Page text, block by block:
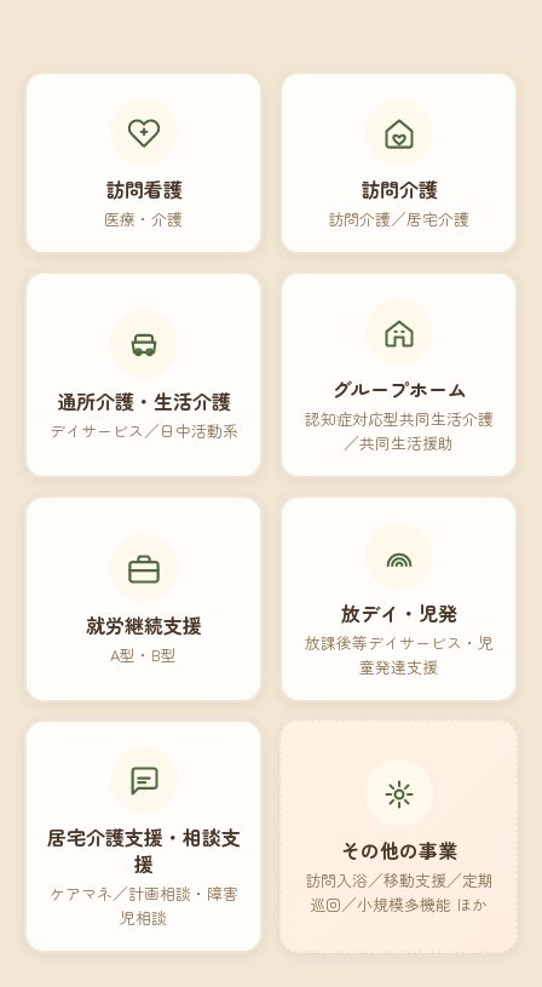
訪問看護
医療・介護
訪問介護
訪問介護／居宅介護
通所介護・生活介護
デイサービス／日中活動系
グループホーム
認知症対応型共同生活介護
／共同生活援助
就労継続支援
A型・B型
放デイ・児発
放課後等デイサービス・児
童発達支援
居宅介護支援・相談支
援
ケアマネ／計画相談・障害
児相談
その他の事業
訪問入浴／移動支援／定期
巡回／小規模多機能 ほか